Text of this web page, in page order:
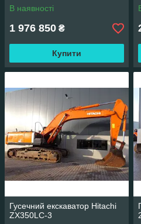
В наявності
1 976 850 ₴
Купити
Гусечний екскаватор Hitachi
ZX350LC-3